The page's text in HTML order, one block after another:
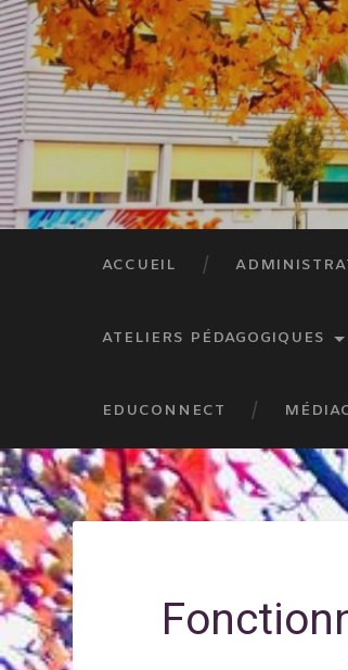
ACCUEIL
ATELIERS PÉDAGOGIQUES
EDUCONNECT